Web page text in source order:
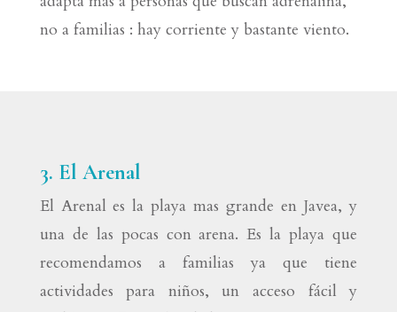
no a familias : hay corriente y bastante viento.
3. El Arenal
El Arenal es la playa mas grande en Javea, y
una de las pocas con arena. Es la playa que
recomendamos a familias ya que tiene
actividades para niños, un acceso fácil y